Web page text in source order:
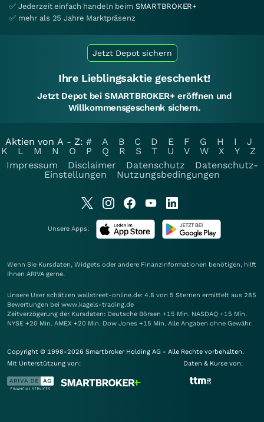
✅ Jederzeit einfach handeln beim SMARTBROKER+
✅ mehr als 25 Jahre Marktpräsenz
Jetzt Depot sichern
Ihre Lieblingsaktie geschenkt!
Jetzt Depot bei SMARTBROKER+ eröffnen und
Willkommensgeschenk sichern.
Aktien von A - Z: # A B C D E F G H I
J
K
L M N O P Q R S T U V W X Y
Z
Impressum
Disclaimer Datenschutz
Datenschutz-
Einstellungen
Nutzungsbedingungen
Unsere Apps:
Wenn Sie Kursdaten, Widgets oder andere Finanzinformationen benötigen, hilft
Ihnen ARIVA gerne.
Unsere User schätzen wallstreet-online.de: 4.8 von 5 Sternen ermittelt aus 285
Bewertungen bei www.kagels-trading.de
Zeitverzögerung der Kursdaten: Deutsche Börsen +15 Min. NASDAQ +15 Min.
NYSE +20 Min. AMEX +20 Min. Dow Jones +15 Min. Alle Angaben ohne Gewähr.
Copyright © 1998-2026 Smartbroker Holding AG - Alle Rechte vorbehalten.
Mit Unterstützung von:
Daten & Kurse von: